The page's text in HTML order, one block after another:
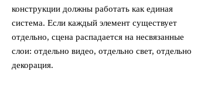
конструкции должны работать как единая
система. Если каждый элемент существует
отдельно, сцена распадается на несвязанные
слои: отдельно видео, отдельно свет, отдельно
декорация.